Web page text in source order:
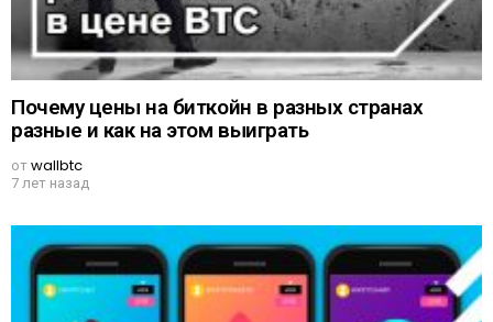
Почему цены на биткойн в разных странах
разные и как на этом выиграть
отwallbtc
7 лет назад